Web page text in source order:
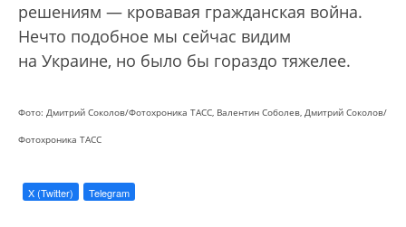
решениям — кровавая гражданская война.
Нечто подобное мы сейчас видим
на Украине, но было бы гораздо тяжелее.
Фото: Дмитрий Соколов/Фотохроника ТАСС, Валентин Соболев, Дмитрий Соколов/
Фотохроника ТАСС
X (Twitter) Telegram